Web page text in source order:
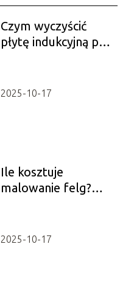
Czym wyczyścić
płytę indukcyjną po
metody!
2025-10-17
Ile kosztuje
malowanie felg?
2025-10-17